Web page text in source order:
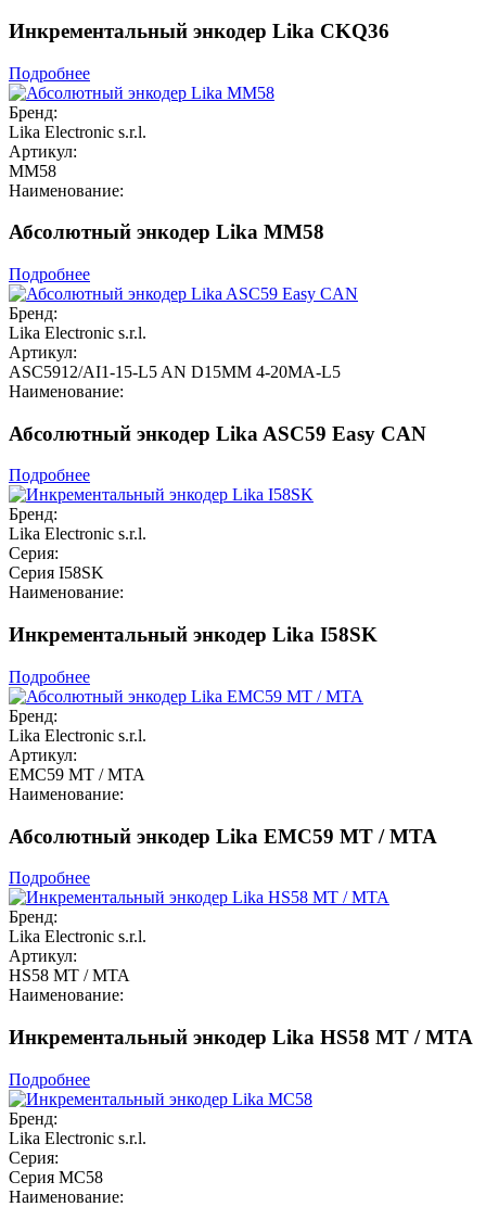
Инкрементальный энкодер Lika CKQ36
Подробнее
Бренд:
Lika Electronic s.r.l.
Артикул:
MM58
Наименование:
Абсолютный энкодер Lika MM58
Подробнее
Бренд:
Lika Electronic s.r.l.
Артикул:
ASC5912/AI1-15-L5 AN D15MM 4-20MA-L5
Наименование:
Абсолютный энкодер Lika ASC59 Easy CAN
Подробнее
Бренд:
Lika Electronic s.r.l.
Серия:
Серия I58SK
Наименование:
Инкрементальный энкодер Lika I58SK
Подробнее
Бренд:
Lika Electronic s.r.l.
Артикул:
EMC59 MT / MTA
Наименование:
Абсолютный энкодер Lika EMC59 MT / MTA
Подробнее
Бренд:
Lika Electronic s.r.l.
Артикул:
HS58 MT / MTA
Наименование:
Инкрементальный энкодер Lika HS58 MT / MTA
Подробнее
Бренд:
Lika Electronic s.r.l.
Серия:
Серия MC58
Наименование: